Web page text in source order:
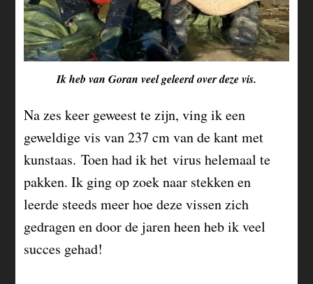
Ik heb van Goran veel geleerd over deze vis.
Na zes keer geweest te zijn, ving ik een
geweldige vis van 237 cm van de kant met
kunstaas. Toen had ik het virus helemaal te
pakken. Ik ging op zoek naar stekken en
leerde steeds meer hoe deze vissen zich
gedragen en door de jaren heen heb ik veel
succes gehad!